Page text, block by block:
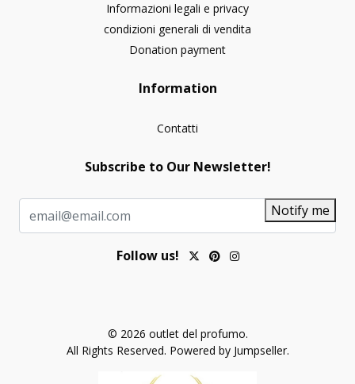
Informazioni legali e privacy
condizioni generali di vendita
Donation payment
Information
Contatti
Subscribe to Our Newsletter!
Notify me
Follow us!
© 2026 outlet del profumo.
All Rights Reserved. Powered by Jumpseller.